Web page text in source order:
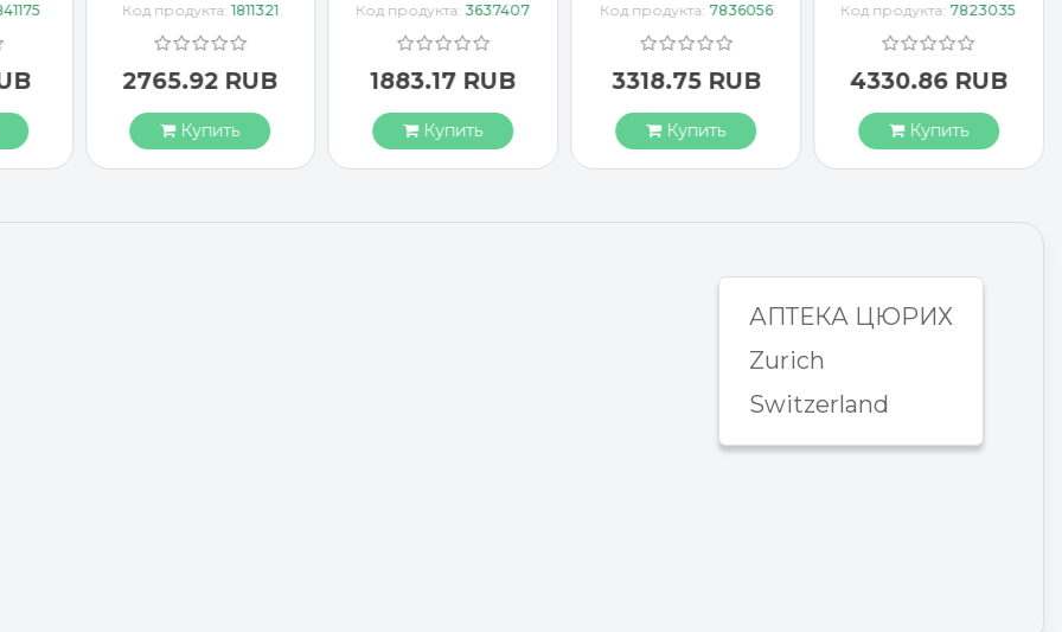
Примулы
вечерней 100 мл
Код продукта:1811321
2765.92 RUB
Купить
маслом 65 мл
Код продукта:3637407
1883.17 RUB
Купить
веганский
Код продукта: 7836056
3318.75 RUB
Купить
Код продукта:7823035
4330.86 RUB
Купить
АПТЕКА ЦЮРИХ
Zurich
Switzerland